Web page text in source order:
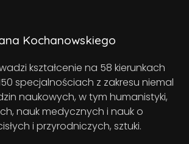
Kochanowskiego
kształcenie na 58 kierunkach
specjalnościach z zakresu niemal
naukowych, w tym humanistyki,
nauk medycznych i nauk o
i przyrodniczych, sztuki.